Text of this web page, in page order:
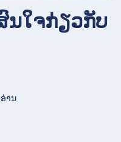
ນໃຈກ່ຽວກັບ
ອ່ານ